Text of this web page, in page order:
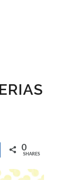
Share 0
SHARES